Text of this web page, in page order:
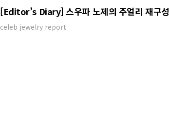
[Editor’s Diary] 스우파 노제의 주얼리 재구성
celeb jewelry report